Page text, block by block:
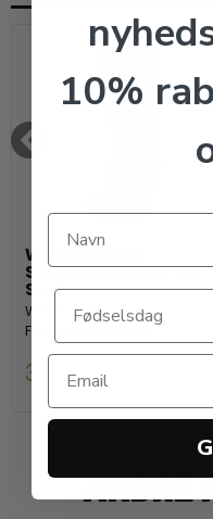
WALDHAUSEN
Staldgamacher. Par.
Sort
Waldhausen
For- eller bagben.
349,00 DKK
ANDRE
10%